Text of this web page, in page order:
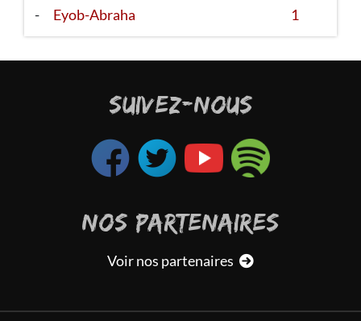
- Eyob-Abraha 1
SUIVEZ-NOUS
NOS PARTENAIRES
Voir nos partenaires